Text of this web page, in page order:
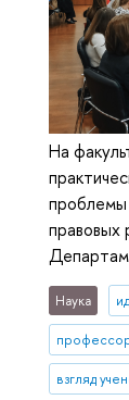
На
проблемы
правовых
Наука
взгляд